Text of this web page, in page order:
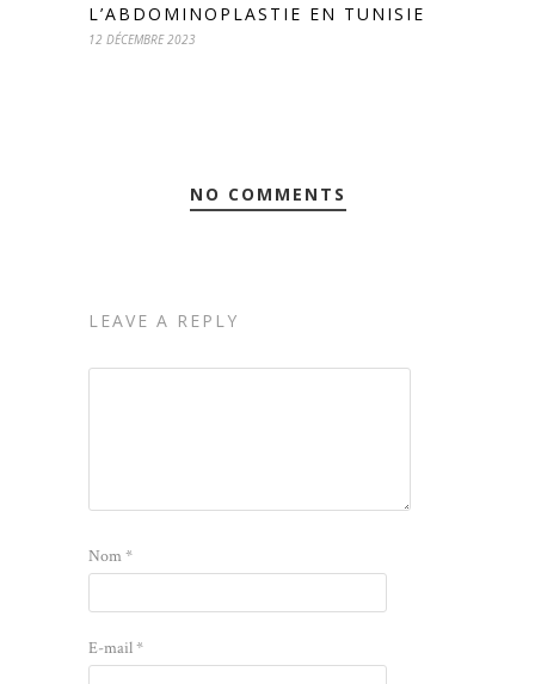
L’ABDOMINOPLASTIE EN TUNISIE
12 DÉCEMBRE 2023
NO COMMENTS
LEAVE A REPLY
Nom*
E-mail*